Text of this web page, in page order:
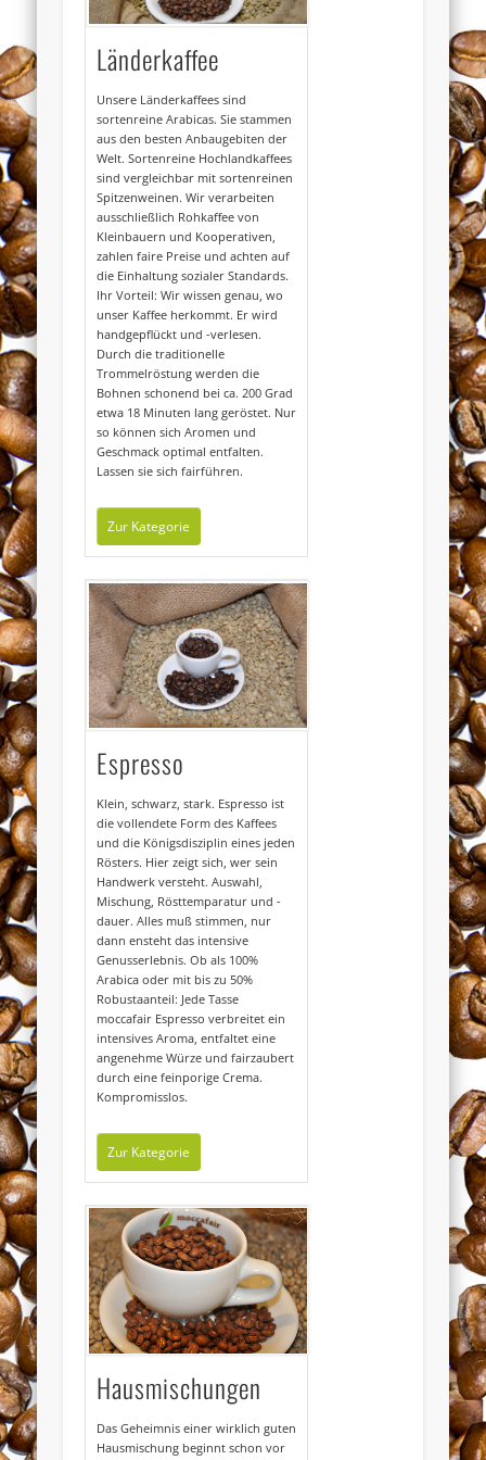
Länderkaffee
Unsere Länderkaffees sind
sortenreine Arabicas. Sie stammen
aus den besten Anbaugebiten der
Welt. Sortenreine Hochlandkaffees
sind vergleichbar mit sortenreinen
Spitzenweinen. Wir verarbeiten
ausschließlich Rohkaffee von
Kleinbauern und Kooperativen,
zahlen faire Preise und achten auf
die Einhaltung sozialer Standards.
Ihr Vorteil: Wir wissen genau, wo
unser Kaffee herkommt. Er wird
handgepflückt und -verlesen.
Durch die traditionelle
Trommelröstung werden die
Bohnen schonend bei ca. 200 Grad
etwa 18 Minuten lang geröstet. Nur
so können sich Aromen und
Geschmack optimal entfalten.
Lassen sie sich fairführen.
Zur Kategorie
Espresso
Klein, schwarz, stark. Espresso ist
die vollendete Form des Kaffees
und die Königsdisziplin eines jeden
Rösters. Hier zeigt sich, wer sein
Handwerk versteht. Auswahl,
Mischung, Rösttemparatur und -
dauer. Alles muß stimmen, nur
dann ensteht das intensive
Genusserlebnis. Ob als 100%
Arabica oder mit bis zu 50%
Robustaanteil: Jede Tasse
moccafair Espresso verbreitet ein
intensives Aroma, entfaltet eine
angenehme Würze und fairzaubert
durch eine feinporige Crema.
Kompromisslos.
Zur Kategorie
Hausmischungen
Das Geheimnis einer wirklich guten
Hausmischung beginnt schon vor